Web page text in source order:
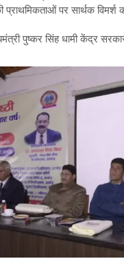
पर सार्थक विमर्श
पुष्कर सिंह धामी केंद्र